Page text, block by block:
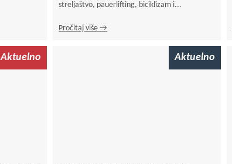
streljaštvo, pauerlifting, biciklizam i...
Pročitaj više →
Aktuelno Aktuelno